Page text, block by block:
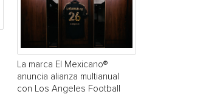
La marca El Mexicano®
anuncia alianza multianual
con Los Angeles Football